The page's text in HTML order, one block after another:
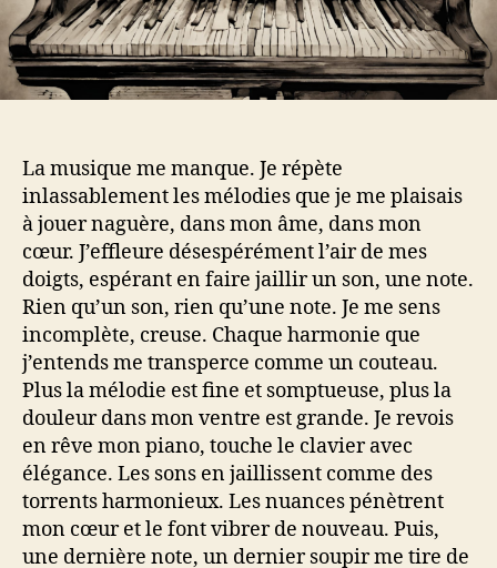
La musique me manque. Je répète
inlassablement les mélodies que je me plaisais
à jouer naguère, dans mon âme, dans mon
cœur. J’effleure désespérément l’air de mes
doigts, espérant en faire jaillir un son, une note.
Rien qu’un son, rien qu’une note. Je me sens
incomplète, creuse. Chaque harmonie que
j’entends me transperce comme un couteau.
Plus la mélodie est fine et somptueuse, plus la
douleur dans mon ventre est grande. Je revois
en rêve mon piano, touche le clavier avec
élégance. Les sons en jaillissent comme des
torrents harmonieux. Les nuances pénètrent
mon cœur et le font vibrer de nouveau. Puis,
une dernière note, un dernier soupir me tire de